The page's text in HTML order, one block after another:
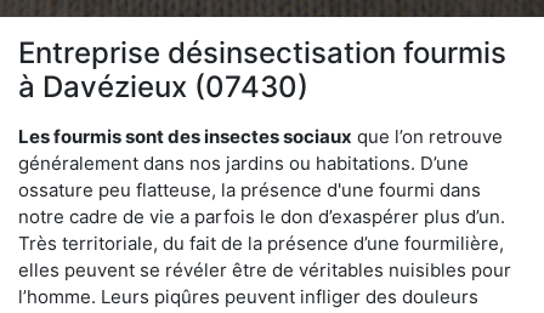
Entreprise désinsectisation fourmis
à Davézieux (07430)
Les fourmis sont des insectes sociaux que l’on retrouve
généralement dans nos jardins ou habitations. D’une
ossature peu flatteuse, la présence d'une fourmi dans
notre cadre de vie a parfois le don d’exaspérer plus d’un.
Très territoriale, du fait de la présence d’une fourmilière,
elles peuvent se révéler être de véritables nuisibles pour
l’homme. Leurs piqûres peuvent infliger des douleurs